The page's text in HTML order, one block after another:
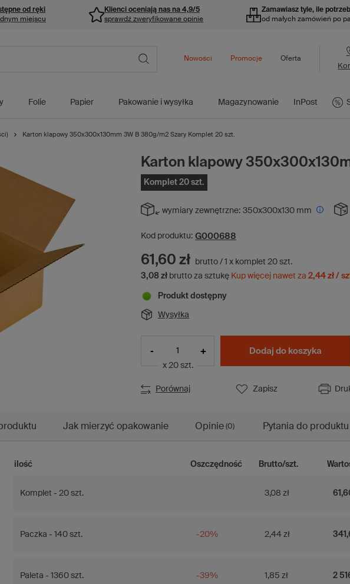
od ręki
miejscu
Klienci oceniają nas na 4,9/5
sprawdź zweryfikowane opinie
Zamawiasz tyle, ile
od małych zamówień po
Folie Papier Pakowanie i wysyłka Magazynowanie InPost
Nowości Promocje Oferta
Karton klapowy 350x300x130mm 3W B 380g/m2 Szary Komplet 20 szt.
Karton klapowy
Komplet 20 szt.
wymiary zewnętrzne: 350x300x130 mm
Kod produktu: G000688
61,60 zł brutto / 1 x komplet 20 szt.
3,08 zł brutto za sztukę Kup więcej nawet za 2,44 zł /
Produkt dostępny
Wysyłka
- +
x 20 szt.
Dodaj do koszyka
Porównaj Zapisz
Jak mierzyć opakowanie Opinie (0) Pytania do produktu
ilość Oszczędność Brutto/szt.
Komplet - 20 szt. 3,08 zł
Paczka - 140 szt. -20% 2,44 zł
Paleta - 1360 szt. -39% 1,85 zł 2